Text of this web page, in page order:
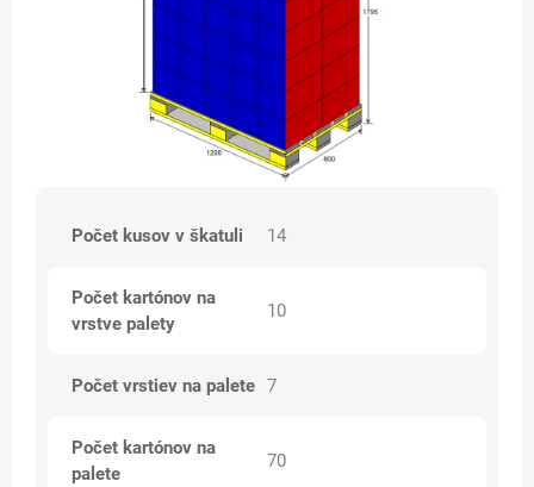
Počet kusov v škatuli 14
Počet kartónov na
vrstve palety
10
Počet vrstiev na palete 7
Počet kartónov na
palete
70